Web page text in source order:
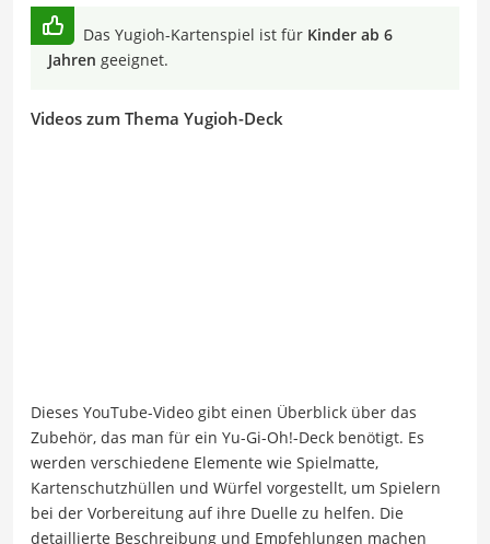
Das Yugioh-Kartenspiel ist für Kinder ab 6
Jahren geeignet.
Videos zum Thema Yugioh-Deck
Dieses YouTube-Video gibt einen Überblick über das
Zubehör, das man für ein Yu-Gi-Oh!-Deck benötigt. Es
werden verschiedene Elemente wie Spielmatte,
Kartenschutzhüllen und Würfel vorgestellt, um Spielern
bei der Vorbereitung auf ihre Duelle zu helfen. Die
detaillierte Beschreibung und Empfehlungen machen